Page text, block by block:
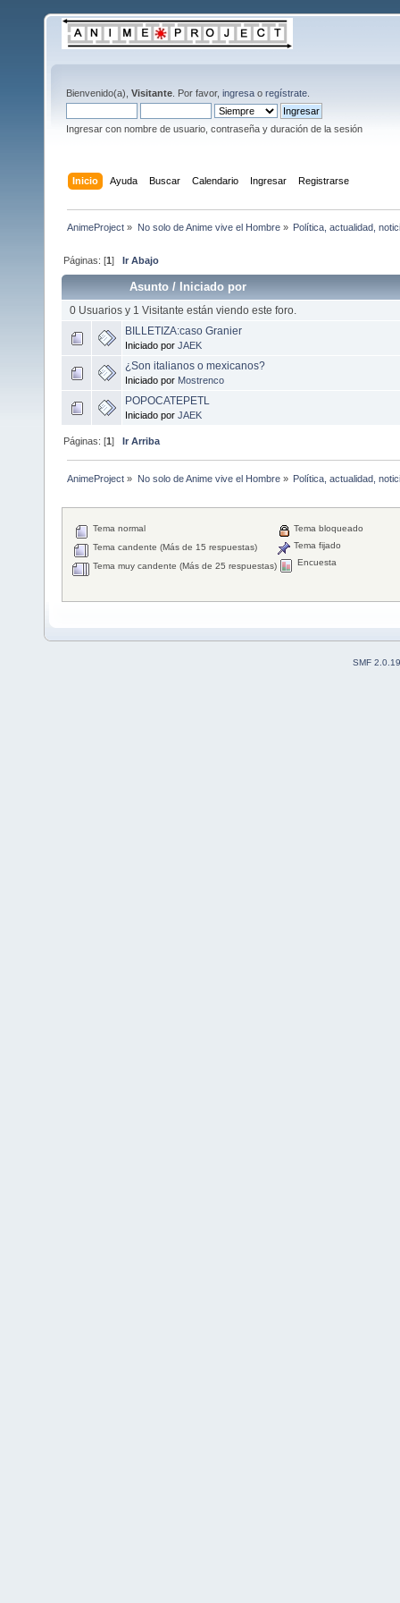
Bienvenido(a), Visitante . Por favor, ingresa o regístrate
Ingresar con nombre de usuario, contraseña y duración de la sesión
Inicio Ayuda Buscar Calendario Ingresar Registrarse
AnimeProject » No solo de Anime vive el Hombre» Política, actualidad,
Páginas: [1]Ir Abajo
Asunto /Iniciado por
0 Usuarios y 1 Visitante están viendo este foro.
BILLETIZA:caso Granier
Iniciado por JAEK
¿Son italianos o mexicanos?
Iniciado por Mostrenco
POPOCATEPETL
Iniciado por JAEK
Páginas: [1]Ir Arriba
AnimeProject » No solo de Anime vive el Hombre» Política, actualidad,
Tema normal
Tema candente (Más de 15 respuestas)
Tema muy candente (Más de 25 respuestas)
Tema bloqueado
Tema fijado
Encuesta
SMF 2.0.19